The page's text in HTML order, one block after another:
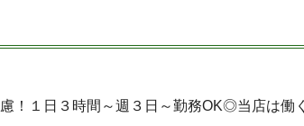
１日３時間～週３日～勤務OK◎当店は働